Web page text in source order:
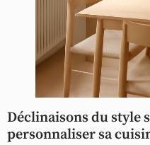
Déclinaisons du style
personnaliser sa